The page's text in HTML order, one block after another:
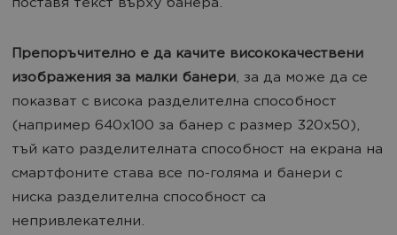
поставя текст върху банера.
Препоръчително е да качите висококачествени
изображения за малки банери, за да може да се
показват с висока разделителна способност
(например 640x100 за банер с размер 320x50),
тъй като разделителната способност на екрана на
смартфоните става все по-голяма и банери с
ниска разделителна способност са
непривлекателни.